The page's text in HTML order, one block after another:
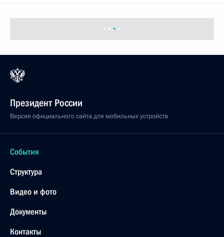
Президент России
Версия официального сайта для мобильных устройств
События
Структура
Видео и фото
Документы
Контакты